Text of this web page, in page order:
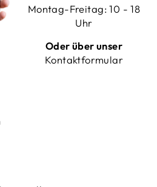
Montag-Freitag: 10 - 18
Uhr
Oder über unser
Kontaktformular